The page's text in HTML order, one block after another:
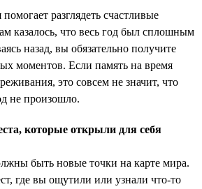
разглядеть счастливые
казалось, что весь год был сплошным
назад, вы обязательно получите
моментов. Если память на время
это совсем не значит, что
не произошло.
которые открыли для себя
быть новые точки на карте мира.
где вы ощутили или узнали что-то